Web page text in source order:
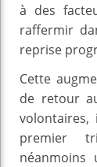
à des
raffermir
reprise
Cette
de retour
premier
néanmoins